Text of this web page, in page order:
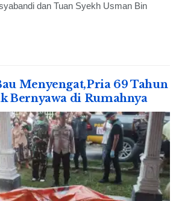
dan Tuan Syekh Usman Bin
Menyengat,Pria 69 Tahun
Bernyawa di Rumahnya